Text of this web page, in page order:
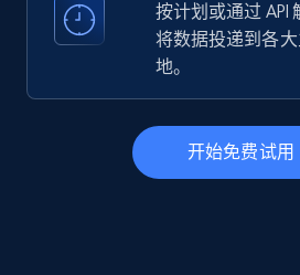
22.4K+ 3.5K+
Instagram - Profiles -
information by user name
按计划或通过 API
将数据投递到各
地。
开始免费试用